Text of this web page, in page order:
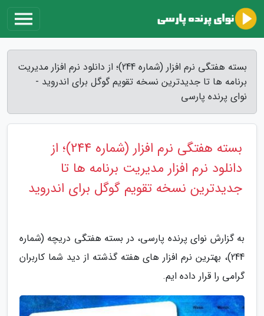
بسته هفتگی نرم افزار (شماره 244)؛ از دانلود نرم افزار مدیریت
برنامه ها تا جدیدترین نسخه تقویم گوگل برای اندروید -
نوای پرنده پارسی
بسته هفتگی نرم افزار (شماره 244)؛ از
دانلود نرم افزار مدیریت برنامه ها تا
جدیدترین نسخه تقویم گوگل برای اندروید
به گزارش نوای پرنده پارسی، در بسته هفتگی دریچه (شماره
244)، بهترین نرم افزار های هفته گذشته از دید شما کاربران
گرامی را قرار داده ایم.